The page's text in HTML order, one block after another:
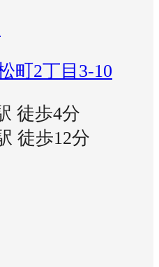
町2丁目3-10
徒歩4分
徒歩12分